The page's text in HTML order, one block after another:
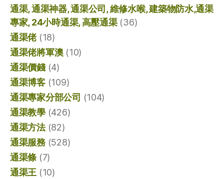
通渠, 通渠神器, 通渠公司, 維修水喉, 建築物防水,通渠
專家, 24小時通渠, 高壓通渠(36)
通渠佬(18)
通渠佬將軍澳(10)
通渠價錢(4)
通渠博客(109)
通渠專家分部公司 (104)
通渠教學(426)
通渠方法(82)
通渠服務(528)
通渠條 (7)
通渠王 (10)